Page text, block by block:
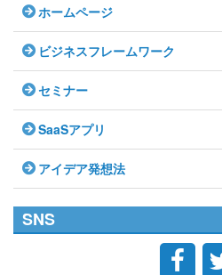
ホームページ
ビジネスフレームワーク
セミナー
SaaSアプリ
アイデア発想法
SNS
